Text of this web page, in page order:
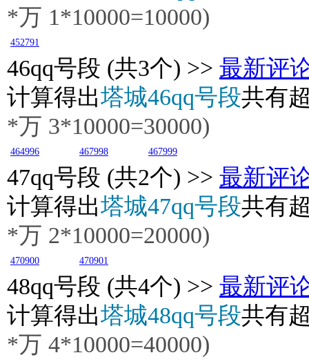
*万 1*10000=10000)
452791
46qq号段 (共3个) >> 最新评
计算得出塔城46qq号段共有
*万 3*10000=30000)
464996 467998 467999
47qq号段 (共2个) >> 最新评
计算得出塔城47qq号段共有
*万 2*10000=20000)
470900 470901
48qq号段 (共4个) >> 最新评
计算得出塔城48qq号段共有
*万 4*10000=40000)